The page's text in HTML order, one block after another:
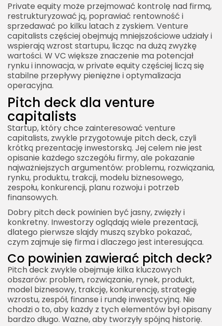
Private equity może przejmować kontrolę nad firmą,
restrukturyzować ją, poprawiać rentowność i
sprzedawać po kilku latach z zyskiem. Venture
capitalists częściej obejmują mniejszościowe udziały i
wspierają wzrost startupu, licząc na dużą zwyżkę
wartości. W VC większe znaczenie ma potencjał
rynku i innowacja, w private equity częściej liczą się
stabilne przepływy pieniężne i optymalizacja
operacyjna.
Pitch deck dla venture
capitalists
Startup, który chce zainteresować venture
capitalists, zwykle przygotowuje pitch deck, czyli
krótką prezentację inwestorską. Jej celem nie jest
opisanie każdego szczegółu firmy, ale pokazanie
najważniejszych argumentów: problemu, rozwiązania,
rynku, produktu, trakcji, modelu biznesowego,
zespołu, konkurencji, planu rozwoju i potrzeb
finansowych.
Dobry pitch deck powinien być jasny, zwięzły i
konkretny. Inwestorzy oglądają wiele prezentacji,
dlatego pierwsze slajdy muszą szybko pokazać,
czym zajmuje się firma i dlaczego jest interesująca.
Co powinien zawierać pitch deck?
Pitch deck zwykle obejmuje kilka kluczowych
obszarów: problem, rozwiązanie, rynek, produkt,
model biznesowy, trakcję, konkurencję, strategię
wzrostu, zespół, finanse i rundę inwestycyjną. Nie
chodzi o to, aby każdy z tych elementów był opisany
bardzo długo. Ważne, aby tworzyły spójną historię.